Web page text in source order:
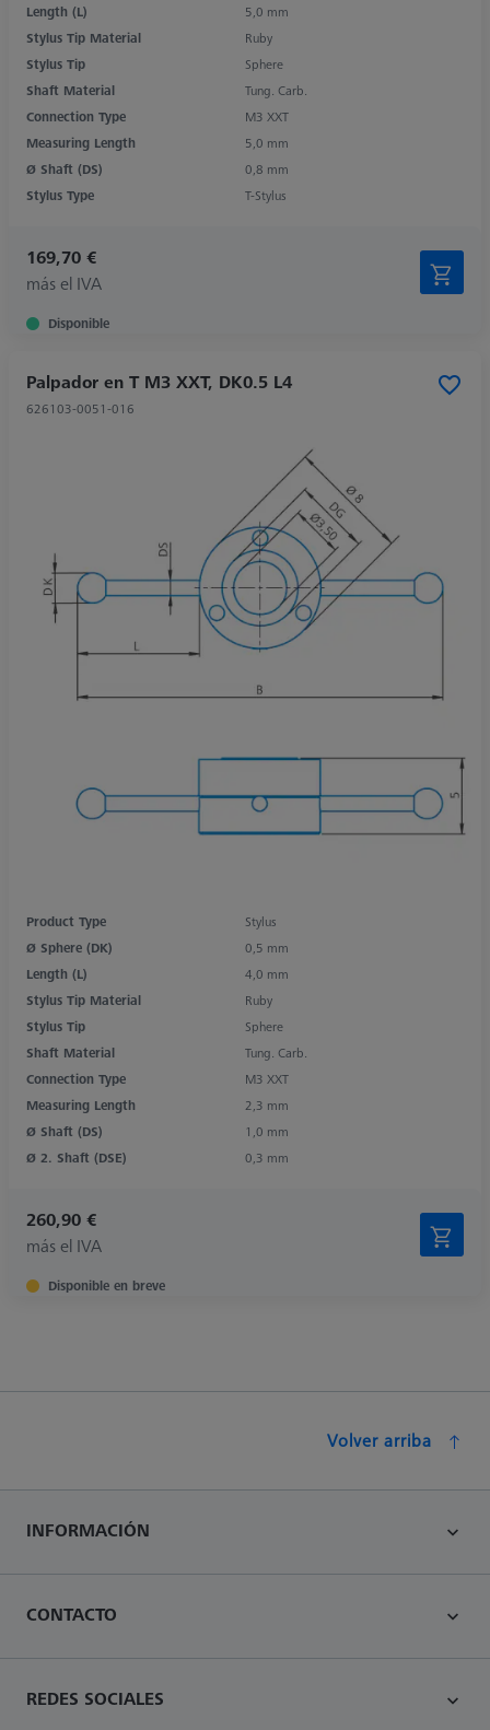
Length (L)
5,0 mm
Stylus Tip Material
Ruby
Stylus Tip
Sphere
Shaft Material
Tung. Carb.
Connection Type
M3 XXT
Measuring Length
5,0 mm
Ø Shaft (DS)
0,8 mm
Stylus Type
T-Stylus
169,70 €
más el IVA
Disponible
Palpador en T M3 XXT, DK0.5 L4
626103-0051-016
Product Type
Stylus
Ø Sphere (DK)
0,5 mm
Length (L)
4,0 mm
Stylus Tip Material
Ruby
Stylus Tip
Sphere
Shaft Material
Tung. Carb.
Connection Type
M3 XXT
Measuring Length
2,3 mm
Ø Shaft (DS)
1,0 mm
Ø 2. Shaft (DSE)
0,3 mm
260,90 €
más el IVA
Disponible en breve
Volver arriba
INFORMACIÓN
CONTACTO
REDES SOCIALES